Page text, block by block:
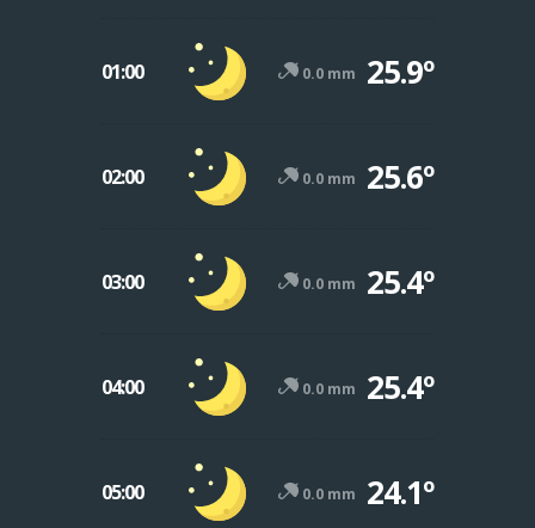
01:00 0.0 mm 25.9º
02:00 0.0 mm 25.6º
03:00 0.0 mm 25.4º
04:00 0.0 mm 25.4º
05:00 0.0 mm 24.1º